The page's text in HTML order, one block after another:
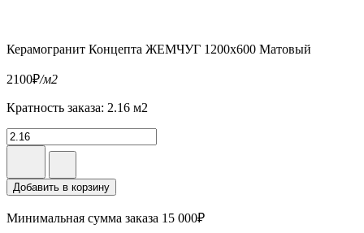
Керамогранит Концепта ЖЕМЧУГ 1200x600 Матовый
2100₽/м2
Кратность заказа: 2.16 м2
Добавить в корзину
Минимальная сумма заказа 15 000₽